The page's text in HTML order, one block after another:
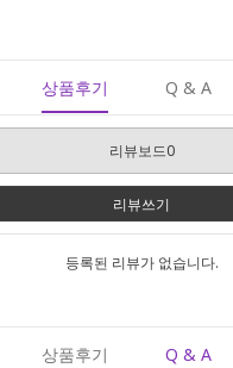
상품후기 Q & A
리뷰보드0
리뷰쓰기
등록된 리뷰가 없습니다.
상품후기 Q & A